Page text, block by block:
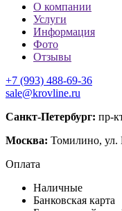
О компании
Услуги
Информация
Фото
Отзывы
+7 (993) 488-69-36
sale@krovline.ru
Санкт-Петербург: пр-
Москва: Томилино, ул.
Оплата
Наличные
Банковская карта